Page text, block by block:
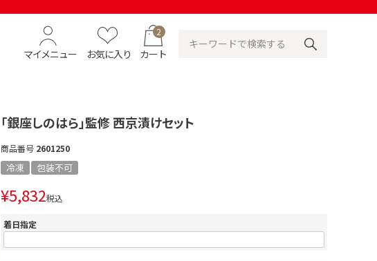
マイメニュー お気に入り
2
カート
「銀座しのはら」監修 西京漬けセット
商品番号 2601250
冷凍 包装不可
¥5,832税込
着日指定